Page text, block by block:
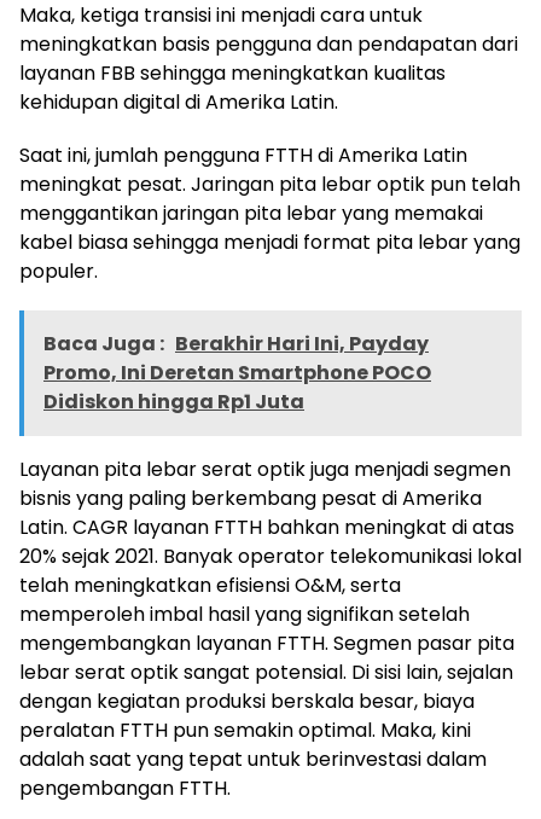
Maka, ketiga transisi ini menjadi cara untuk
meningkatkan basis pengguna dan pendapatan dari
layanan FBB sehingga meningkatkan kualitas
kehidupan digital di Amerika Latin.
Saat ini, jumlah pengguna FTTH di Amerika Latin
meningkat pesat. Jaringan pita lebar optik pun telah
menggantikan jaringan pita lebar yang memakai
kabel biasa sehingga menjadi format pita lebar yang
populer.
Baca Juga : Berakhir Hari Ini, Payday
Promo, Ini Deretan Smartphone POCO
Didiskon hingga Rp1 Juta
Layanan pita lebar serat optik juga menjadi segmen
bisnis yang paling berkembang pesat di Amerika
Latin. CAGR layanan FTTH bahkan meningkat di atas
20% sejak 2021. Banyak operator telekomunikasi lokal
telah meningkatkan efisiensi O&M, serta
memperoleh imbal hasil yang signifikan setelah
mengembangkan layanan FTTH. Segmen pasar pita
lebar serat optik sangat potensial. Di sisi lain, sejalan
dengan kegiatan produksi berskala besar, biaya
peralatan FTTH pun semakin optimal. Maka, kini
adalah saat yang tepat untuk berinvestasi dalam
pengembangan FTTH.